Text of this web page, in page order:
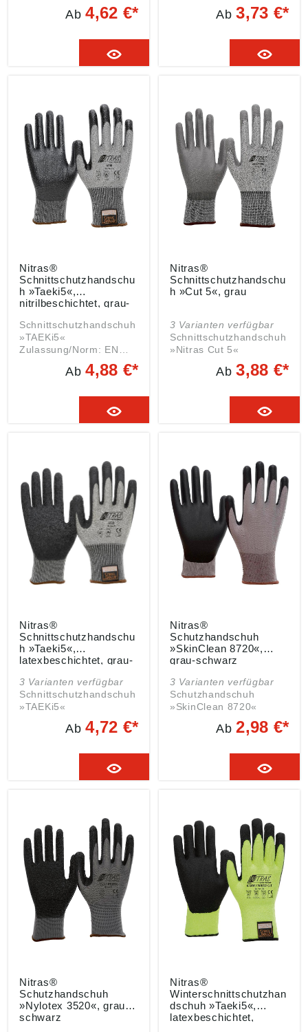
Zulassung/Norm: EN
388, EN 407
Höchster Tragekomfort •
Höchste Fingerfertigkeit
• Sehr hoher
»TAEKI« Spezialgarn
Material: Polyurethan
teilbeschichtet auf
Innenhand und
Fingerkuppen Farbe:
grau-schwarz
Ab4,62 €*
Zulassung/Norm: EN
Innenhand und
Material: Spezialfaser
mit Polyurethan-
Beschichtung auf
Innenhand und
Fingerkuppen Farbe:
grau-schwarz
Ab3,73 €*
Nitras®
Schnittschutzhandschu
h »Taeki5«,
nitrilbeschichtet, grau-
Schnittschutzhandschuh
»TAEKi5«
Zulassung/Norm: EN
388:2003, EN 407, EN
511 Eigenschaften:
Fingerfertigkeit •Sehr
hoher Schnittschutz •Mit
teilbeschichtet auf
Innenhand und
Fingerkuppen Farbe:
grau-schwarz Angaben
gemäß
Produktsicherheitsveror
dnung ((EU) 2023/998):
AS-Arbeitsschutz GmbH,
Heinrich-Hertz-Str. 11,
50181 Bedburg, DE,
Ab4,88 €*
Nitras®
Schnittschutzhandschu
h »Cut 5«, grau
3 Varianten verfügbar
Schnittschutzhandschuh
»Nitras Cut 5«
Zulassung/Norm: EN
Strickbund und
Spezialfaser • Höchster
hoher Schnittschutz •
Vernäht mit Spezialgarn
Material:
Strickhandschuhe mit
grauer PU-Beschichtung
auf Innenhand und
Fingerkuppen Farbe:
grau
Ab3,88 €*
Nitras®
Schnittschutzhandschu
h »Taeki5«,
latexbeschichtet, grau-
3 Varianten verfügbar
Schnittschutzhandschuh
»TAEKi5«
Zulassung/Norm: EN
388, EN 407
Höchster Tragekomfort •
Höchste Fingerfertigkeit
• Sehr hoher
»TAEKI« Spezialgarn
Material: Latex
teilbeschichtet auf
Innenhand und
Fingerkuppen Farbe:
grau-schwarz
Ab4,72 €*
Nitras®
Schutzhandschuh
»SkinClean 8720«,
grau-schwarz
3 Varianten verfügbar
Schutzhandschuh
»SkinClean 8720«
Zulassung/Norm: EN
•Perfekter Tragekomfort
•Strickbund •Abriebfest
•Teilbeschichtet auf
Innenhand und
Fingerkuppe •OEKO-Tex
Standard 100
Anwendungsbereiche:
Für Lebensmittelkontakt
Material: Spezial-
Stretch-Strick,
Prepolymer
Polyurethane-
Teilbeschichtung Gauge:
Ab2,98 €*
Nitras®
Schutzhandschuh
»Nylotex 3520«, grau-
schwarz
Nitras®
Winterschnittschutzhan
dschuh »Taeki5«,
latexbeschichtet,